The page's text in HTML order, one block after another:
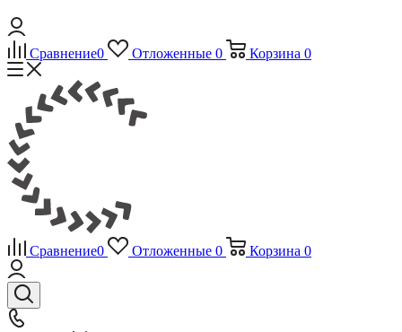
Сравнение0 Отложенные 0 Корзина 0
Сравнение0 Отложенные 0 Корзина 0